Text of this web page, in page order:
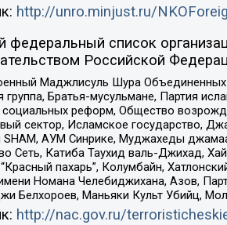
http://unro.minjust.ru/
федеральный список
Российской
Маджлисуль Шура Объединенных
группа, Братья-мусульмане, Партия
реформ, Общество
сектор, Исламское государство,
SHAM, АУМ Синрике, Муджахеды
Сеть, Катиба Таухид валь-Джихад,
пахарь”, Колумбайн,
Номана Челебиджихана, Азов,
Белхороев, Маньяки Культ Убийц,
http://nac.gov.ru/